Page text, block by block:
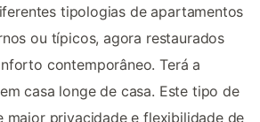
tipologias de apartamentos
ou típicos, agora restaurados
contemporâneo. Terá a
casa longe de casa. Este tipo de
maior privacidade e flexibilidade de